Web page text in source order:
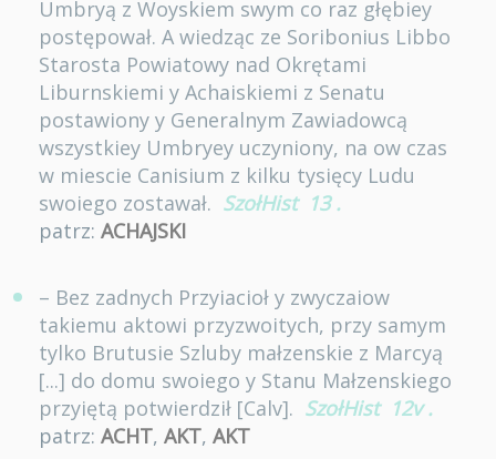
Umbryą z Woyskiem swym co raz głębiey
postępował. A wiedząc ze Soribonius Libbo
Starosta Powiatowy nad Okrętami
Liburnskiemi y Achaiskiemi z Senatu
postawiony y Generalnym Zawiadowcą
wszystkiey Umbryey uczyniony, na ow czas
w miescie Canisium z kilku tysięcy Ludu
swoiego zostawał. SzołHist 13 .
patrz: ACHAJSKI
– Bez zadnych Przyiacioł y zwyczaiow
takiemu aktowi przyzwoitych, przy samym
tylko Brutusie Szluby małzenskie z Marcyą
[...] do domu swoiego y Stanu Małzenskiego
przyiętą potwierdził [Calv]. SzołHist 12v .
patrz: ACHT, AKT, AKT